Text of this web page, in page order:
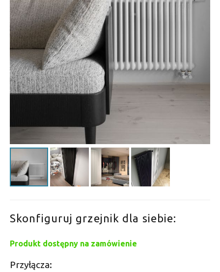
Skonfiguruj grzejnik dla siebie:
Produkt dostępny na zamówienie
Przyłącza: